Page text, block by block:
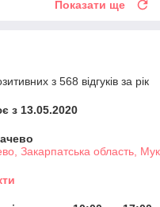
Показати ще
з 568 відгуків за рік
з 13.05.2020
Закарпатська область,